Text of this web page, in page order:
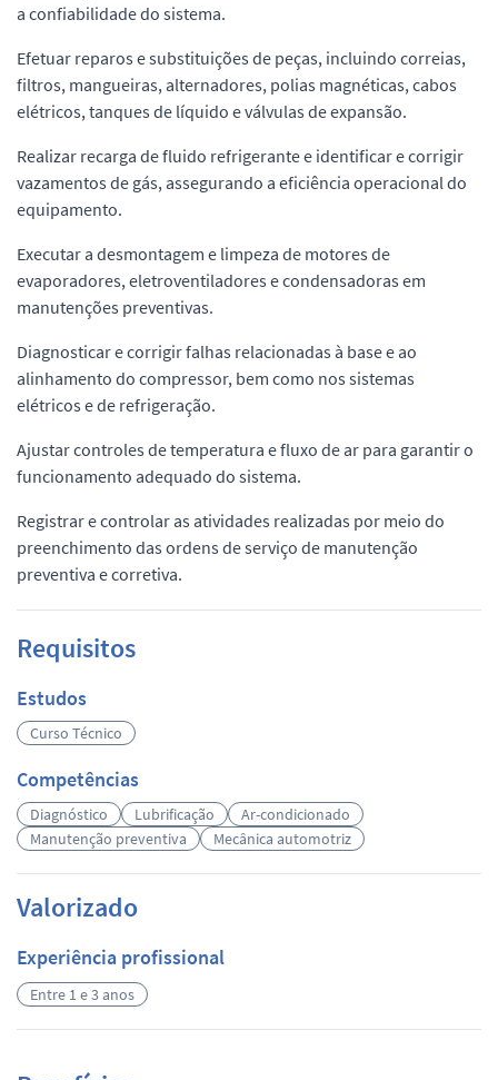
a confiabilidade do sistema.
Efetuar reparos e substituições de peças, incluindo correias,
filtros, mangueiras, alternadores, polias magnéticas, cabos
elétricos, tanques de líquido e válvulas de expansão.
Realizar recarga de fluido refrigerante e identificar e corrigir
vazamentos de gás, assegurando a eficiência operacional do
equipamento.
Executar a desmontagem e limpeza de motores de
evaporadores, eletroventiladores e condensadoras em
manutenções preventivas.
Diagnosticar e corrigir falhas relacionadas à base e ao
alinhamento do compressor, bem como nos sistemas
elétricos e de refrigeração.
Ajustar controles de temperatura e fluxo de ar para garantir o
funcionamento adequado do sistema.
Registrar e controlar as atividades realizadas por meio do
preenchimento das ordens de serviço de manutenção
preventiva e corretiva.
Requisitos
Estudos
Curso Técnico
Competências
Diagnóstico Lubrificação
Ar-condicionado
Manutenção preventiva
Mecânica automotriz
Valorizado
Experiência profissional
Entre 1 e 3 anos